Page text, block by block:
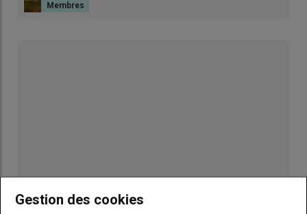
andaine
Gestion des cookies